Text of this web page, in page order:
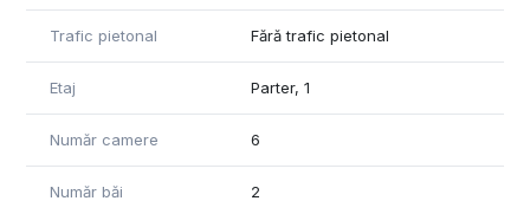
Suprafata teren : 1.265 mp
Trafic pietonal Fără trafic pietonal
Etaj Parter, 1
Număr camere 6
Număr băi 2